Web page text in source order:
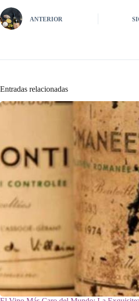
ANTERIOR
Entradas relacionadas